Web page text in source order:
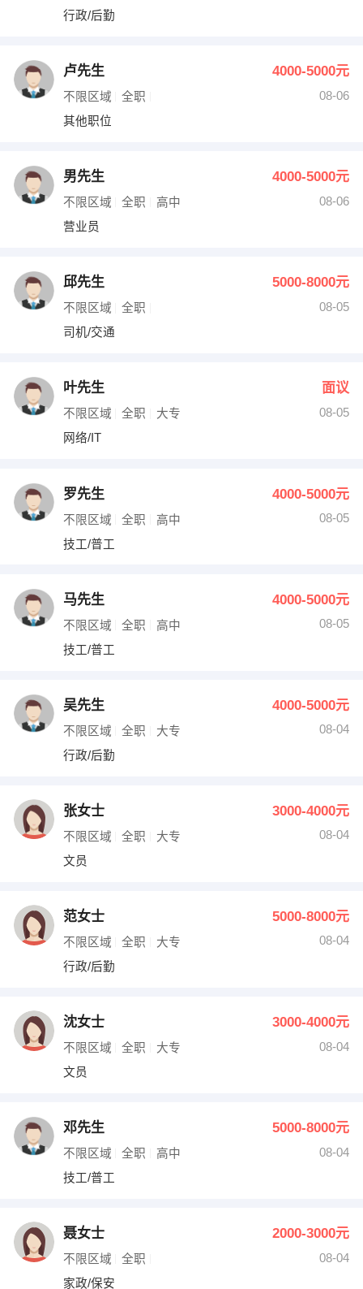
行政/后勤
卢先生 4000-5000元
不限区域 全职
08-06
其他职位
男先生 4000-5000元
不限区域 全职 高中
08-06
营业员
邱先生 5000-8000元
不限区域 全职
08-05
司机/交通
叶先生 面议
不限区域 全职 大专
08-05
网络/IT
罗先生 4000-5000元
不限区域 全职 高中
08-05
技工/普工
马先生 4000-5000元
不限区域 全职 高中
08-05
技工/普工
吴先生 4000-5000元
不限区域 全职 大专
08-04
行政/后勤
张女士 3000-4000元
不限区域 全职 大专
08-04
文员
范女士 5000-8000元
不限区域 全职 大专
08-04
行政/后勤
沈女士 3000-4000元
不限区域 全职 大专
08-04
文员
邓先生 5000-8000元
不限区域 全职 高中
08-04
技工/普工
聂女士 2000-3000元
不限区域 全职
08-04
家政/保安